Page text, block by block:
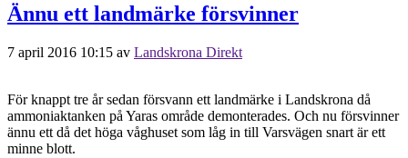
Ännu ett landmärke försvinner
7 april 2016 10:15 av Landskrona Direkt
För knappt tre år sedan försvann ett landmärke i Landskrona då
ammoniaktanken på Yaras område demonterades. Och nu försvinner
ännu ett då det höga våghuset som låg in till Varsvägen snart är ett
minne blott.